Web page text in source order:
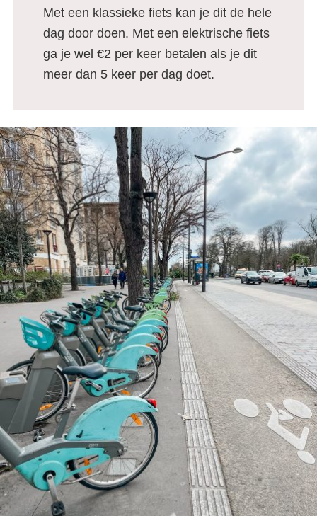
Met een klassieke fiets kan je dit de hele
dag door doen. Met een elektrische fiets
ga je wel €2 per keer betalen als je dit
meer dan 5 keer per dag doet.